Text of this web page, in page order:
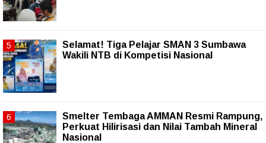
Selamat! Tiga Pelajar SMAN 3 Sumbawa
Wakili NTB di Kompetisi Nasional
Smelter Tembaga AMMAN Resmi Rampung,
Perkuat Hilirisasi dan Nilai Tambah Mineral
Nasional